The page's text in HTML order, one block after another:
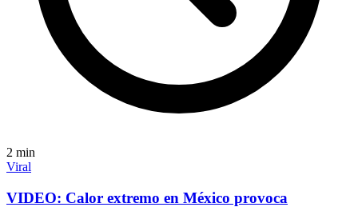
2 min
Viral
VIDEO: Calor extremo en México provoca